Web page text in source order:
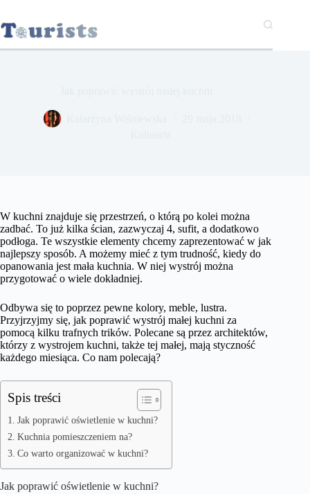
treści
W kuchni znajduje się przestrzeń, o którą po kolei można
zadbać. To już kilka ścian, zazwyczaj 4, sufit, a dodatkowo
podłoga. Te wszystkie elementy chcemy zaprezentować w jak
najlepszy sposób. A możemy mieć z tym trudność, kiedy do
opanowania jest mała kuchnia. W niej wystrój można
przygotować o wiele dokładniej.
Odbywa się to poprzez pewne kolory, meble, lustra.
Przyjrzyjmy się, jak poprawić wystrój małej kuchni za
pomocą kilku trafnych trików. Polecane są przez architektów,
którzy z wystrojem kuchni, także tej małej, mają styczność
każdego miesiąca. Co nam polecają?
Spis treści
Jak poprawić oświetlenie w kuchni?
Kuchnia pomieszczeniem na?
Co warto organizować w kuchni?
Jak poprawić oświetlenie w kuchni?